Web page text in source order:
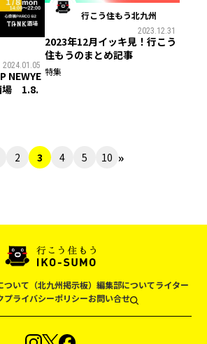
2024.01.05
NEWYE
場 1.8.
行こう住もう北九州
2023.12.31
2023年12月イッキ見！行こう
住もうのまとめ記事
特集
2 3 4 5 10 »
いて（北九州掲示板） 編集部についてライター
プライバシーポリシーお問い合せ